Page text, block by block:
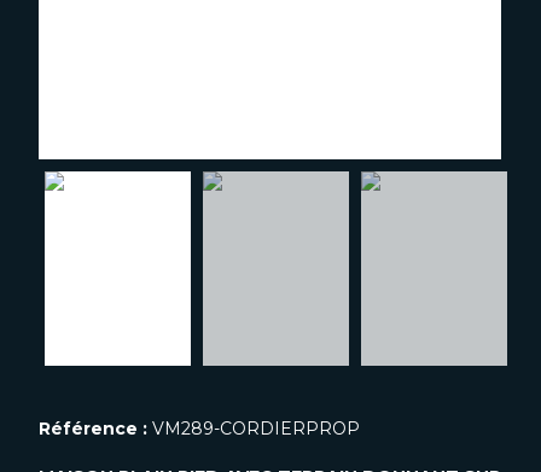
Référence :VM289-CORDIERPROP